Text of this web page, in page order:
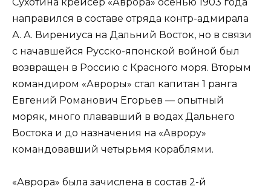
направился в составе отряда контр-адмирала
А. А. Вирениуса на Дальний Восток, но в связи
с начавшейся Русско-японской войной был
возвращен в Россию с Красного моря. Вторым
командиром «Авроры» стал капитан 1 ранга
Евгений Романович Егорьев — опытный
моряк, много плававший в водах Дальнего
Востока и до назначения на «Аврору»
командовавший четырьмя кораблями.
«Аврора» была зачислена в состав 2-й